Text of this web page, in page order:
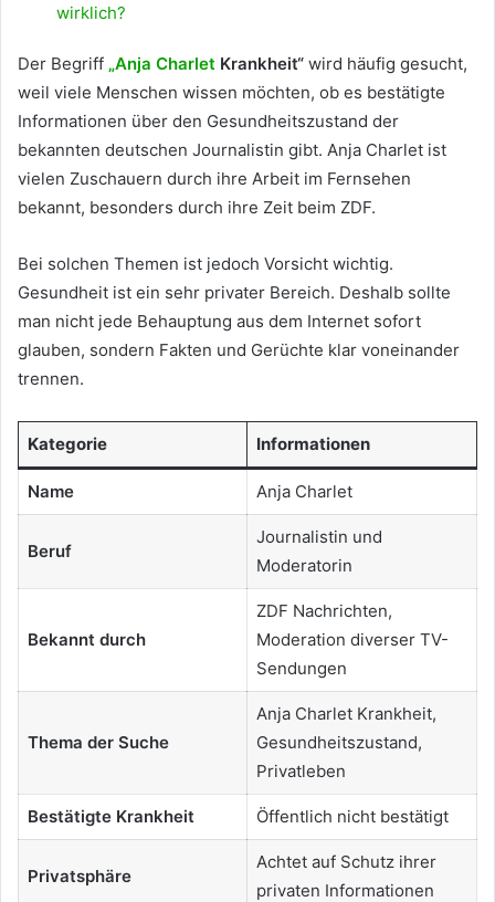
wirklich?
Der Begriff „Anja Charlet Krankheit“ wird häufig gesucht,
weil viele Menschen wissen möchten, ob es bestätigte
Informationen über den Gesundheitszustand der
bekannten deutschen Journalistin gibt. Anja Charlet ist
vielen Zuschauern durch ihre Arbeit im Fernsehen
bekannt, besonders durch ihre Zeit beim ZDF.
Bei solchen Themen ist jedoch Vorsicht wichtig.
Gesundheit ist ein sehr privater Bereich. Deshalb sollte
man nicht jede Behauptung aus dem Internet sofort
glauben, sondern Fakten und Gerüchte klar voneinander
trennen.
Kategorie Informationen
Name Anja Charlet
Beruf
Journalistin und
Moderatorin
Bekannt durch
ZDF Nachrichten,
Moderation diverser TV-
Sendungen
Thema der Suche
Anja Charlet Krankheit,
Gesundheitszustand,
Privatleben
Bestätigte Krankheit Öffentlich nicht bestätigt
Privatsphäre
Achtet auf Schutz ihrer
privaten Informationen